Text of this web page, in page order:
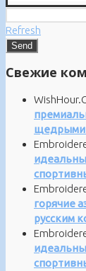
Refresh
Свежие
щедрыми
горячие
русским